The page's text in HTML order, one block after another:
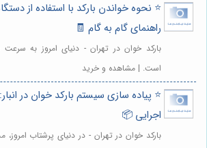
⭐️ نحوه خواندن بارکد با استفاده از
راهنمای گام به گام 🧾
بارکد خوان در تهران - دنیای امروز به
است. | مشاهده و خرید
⭐️ پیاده سازی سیستم بارکد خوان در
اجرایی 📦
بارکد خوان در تهران - در دنیای پرشتاب امروز،